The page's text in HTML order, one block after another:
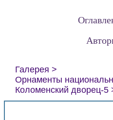
Галерея
Орнаменты
Коломенский дворец-5